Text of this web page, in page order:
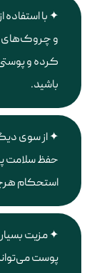
با
و چروک‌های
کرده و
باشید.
از سوی
حفظ سلامت
استحکام
مزیت
پوست